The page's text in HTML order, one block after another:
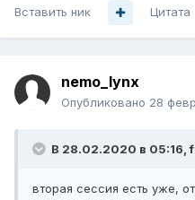
Вставить ник Цитата
nemo_lynx
Опубликовано 28
В 28.02.2020 в 05:16,
вторая сессия есть уже,